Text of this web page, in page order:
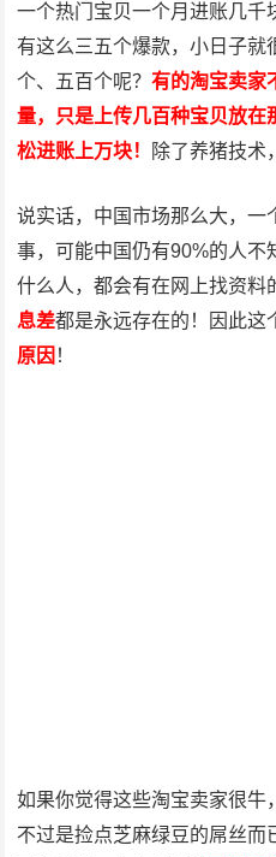
一个热门宝贝一个月进账几千
有这么三五个爆款，小日子就
个、五百个呢？有的淘宝卖家
量，只是上传几百种宝贝放在
松进账上万块！ 除了养猪技术
说实话，中国市场那么大，一
事，可能中国仍有90%的人不
什么人，都会有在网上找资料
息差都是永远存在的！因此这
原因 ！
如果你觉得这些淘宝卖家很牛
不过是捡点芝麻绿豆的屌丝而